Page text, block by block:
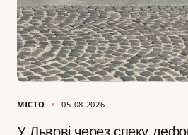
МІСТО 05.08.2026
У Львові через спеку